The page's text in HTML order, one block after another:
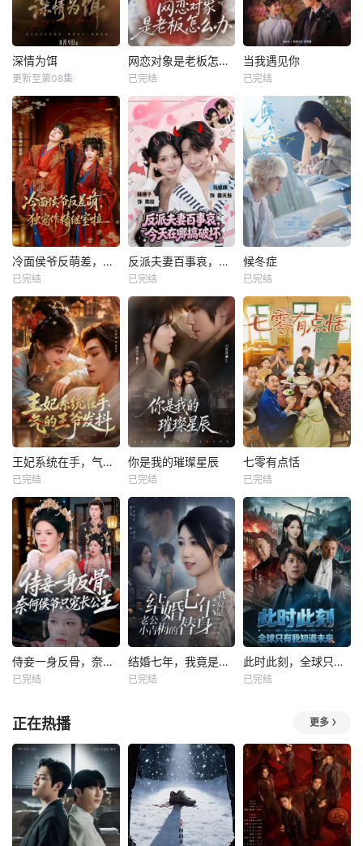
深情为饵
更新至第08集
网恋对象是老板怎么办
已完结
当我遇见你
已完结
冷面侯爷反萌差，独宠作精继室啦
已完结
反派夫妻百事哀，今天在哪搞破坏
已完结
候冬症
已完结
王妃系统在手，气的王爷发抖
已完结
你是我的璀璨星辰
已完结
七零有点恬
已完结
侍妾一身反骨，奈何侯爷只宠长公主
已完结
结婚七年，我竟是老公小青梅的替身
已完结
此时此刻，全球只有我知道未来
已完结
正在热播 更多